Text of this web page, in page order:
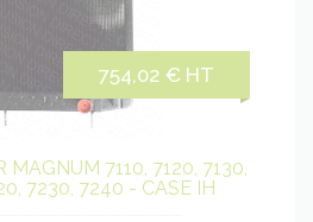
754,02 € HT
MAGNUM 7110, 7120, 7130,
7230, 7240 - CASE IH